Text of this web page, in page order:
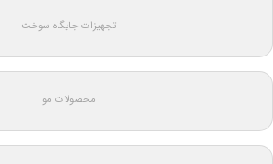
تجهیزات جایگاه سوخت
محصولات مو